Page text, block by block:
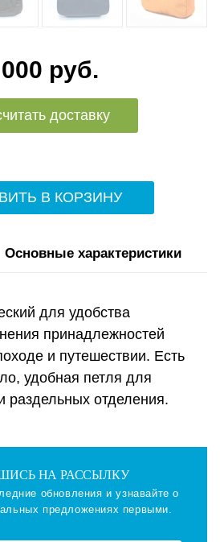
руб.
доставку
В КОРЗИНУ
Основные характеристики
для удобства
принадлежностей
и путешествии. Есть
удобная петля для
раздельных отделения.
НА РАССЫЛКУ
обновления и узнавайте о
предложениях первыми.